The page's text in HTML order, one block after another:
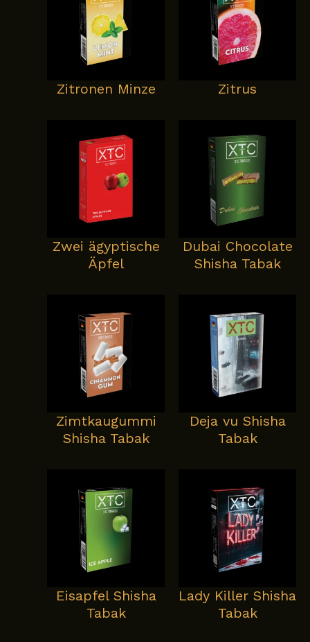
Zitronen Minze Zitrus
Zwei ägyptische
Äpfel
Dubai Chocolate
Shisha Tabak
Zimtkaugummi
Shisha Tabak
Deja vu Shisha
Tabak
Eisapfel Shisha
Tabak
Lady Killer Shisha
Tabak